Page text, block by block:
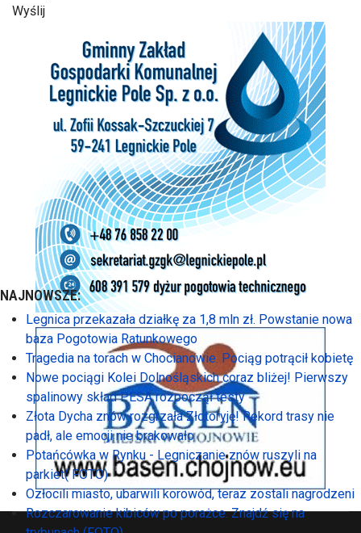
Wyślij
NAJNOWSZE:
Legnica przekazała działkę za 1,8 mln zł. Powstanie nowa
baza Pogotowia Ratunkowego
Tragedia na torach w Chocianowie. Pociąg potrącił kobietę
Nowe pociągi Kolei Dolnośląskich coraz bliżej! Pierwszy
spalinowy skład PESA rozpoczął testy
Złota Dycha znów rozgrzała Złotoryję! Rekord trasy nie
padł, ale emocji nie brakowało
Potańcówka w Rynku - Legniczanie znów ruszyli na
parkiet( FOTO)
Ozłocili miasto, ubarwili korowód, teraz zostali nagrodzeni
Rozczarowanie kibiców po porażce. Znajdź się na